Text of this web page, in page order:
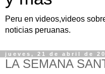
Peru en videos,videos
noticias peruanas.
jueves, 21 de abril de
LA SEMANA